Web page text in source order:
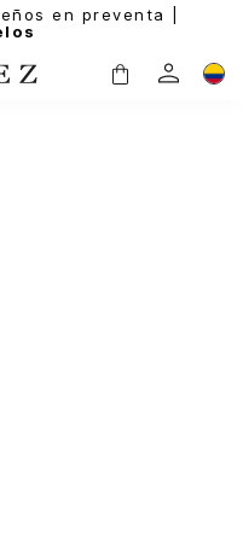
en preventa |